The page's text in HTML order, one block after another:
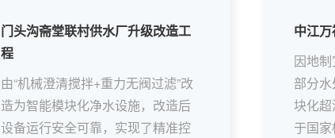
门头沟斋堂联村供水厂升级改造工
程
由“机械澄清搅拌+重力无阀过滤”改
造为智能模块化净水设施，改造后
设备运行安全可靠，实现了精准控
中江
因地
部分
块化
于国